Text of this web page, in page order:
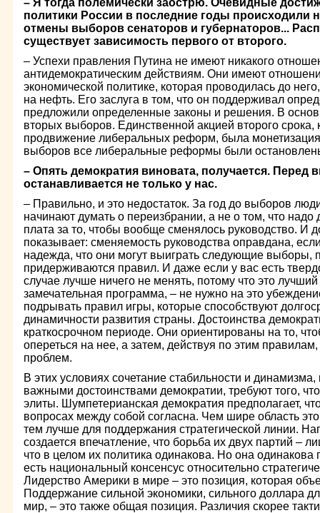
– Я тогда полемически заострю. Очевидные
политики России в последние годы происходили
отмены выборов сенаторов и губернаторов...
существует зависимость первого от второго.
– Успехи правления Путина не имеют никакого
антидемократическим действиям. Они имеют
экономической политике, которая проводилась до
на нефть. Его заслуга в том, что он поддерживал
предложили определенные законы и решения. В
вторых выборов. Единственной акцией второго
продвижение либеральных реформ, была монетизация
выборов все либеральные реформы были
– Опять демократия виновата, получается. Перед
останавливается не только у нас.
– Правильно, и это недостаток. За год до выборов
начинают думать о переизбрании, а не о том, что надо
плата за то, чтобы вообще сменялось руководство. И
показывает: сменяемость руководства оправдана,
надежда, что они могут выиграть следующие выборы,
придерживаются правил. И даже если у вас есть
случае лучше ничего не менять, потому что это лучший
замечательная программа, – не нужно на это
подрывать правил игры, которые способствуют
динамичности развития страны. Достоинства
краткосрочном периоде. Они ориентированы на то,
опереться на нее, а затем, действуя по этим
проблем.
В этих условиях сочетание стабильности и
важными достоинствами демократии, требуют того,
элиты. Шумпетерианская демократия предполагает,
вопросах между собой согласна. Чем шире область
тем лучше для поддержания стратегической линии.
создается впечатление, что борьба их двух партий –
что в целом их политика одинакова. Но она одинакова
есть национальный консенсус относительно
Лидерство Америки в мире – это позиция, которая
Поддержание сильной экономики, сильного доллара
мир, – это также общая позиция. Различия скорее